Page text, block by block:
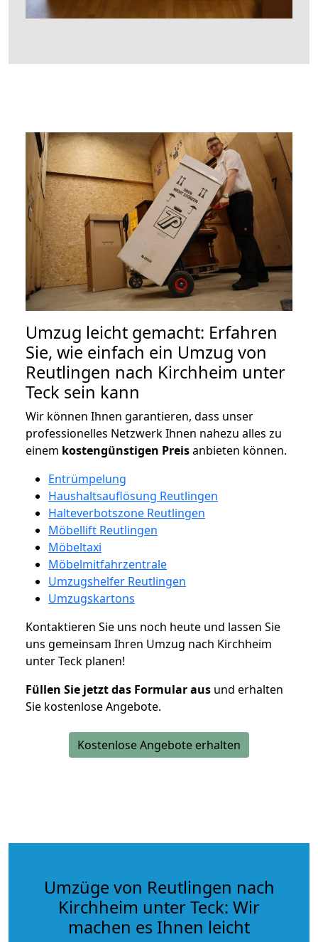
Umzug leicht gemacht: Erfahren
Sie, wie einfach ein Umzug von
Reutlingen nach Kirchheim unter
Teck sein kann
Wir können Ihnen garantieren, dass unser
professionelles Netzwerk Ihnen nahezu alles zu
einem kostengünstigen Preisanbieten können.
Entrümpelung
Haushaltsauflösung Reutlingen
Halteverbotszone Reutlingen
Möbellift Reutlingen
Möbeltaxi
Möbelmitfahrzentrale
Umzugshelfer Reutlingen
Umzugskartons
Kontaktieren Sie uns noch heute und lassen Sie
uns gemeinsam Ihren Umzug nach Kirchheim
unter Teck planen!
Füllen Sie jetzt das Formular aus und erhalten
Sie kostenlose Angebote.
Kostenlose Angebote erhalten
Umzüge von Reutlingen nach
Kirchheim unter Teck: Wir
machen es Ihnen leicht